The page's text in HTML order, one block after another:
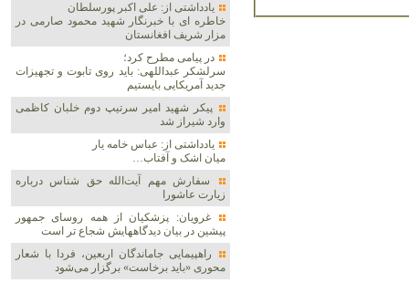
یادداشتی از: علی اکبر پورسلطان
خاطره ای با خبرنگار شهید محمود صارمی در
مزار شریف افغانستان
در پیامی مطرح کرد؛
سرلشکر عبداللهی: باید روی تابوت و تجهیزات
جدید آمریکایی بایستیم
پیکر شهید امیر سرتیپ دوم خلبان کاظمی
وارد شیراز شد
یادداشتی از: عباس خامه یار
میان اشک و آفتاب…
سفارش مهم آیت‌الله حق شناس درباره
زیارت عاشورا
غرویان: پزشکیان از همه روسای جمهور
پیشین در بیان دیدگاههایش شجاع تر است
راهپیمایی جاماندگان اربعین، فردا با شعار
محوری «باید برخاست» برگزار می‌شود